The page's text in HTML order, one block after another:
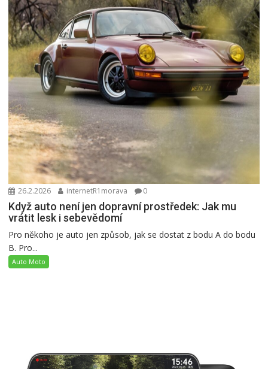
26.2.2026 internetR1morava 0
Když auto není jen dopravní prostředek: Jak mu
vrátit lesk i sebevědomí
Pro někoho je auto jen způsob, jak se dostat z bodu A do bodu
B. Pro...
Auto Moto